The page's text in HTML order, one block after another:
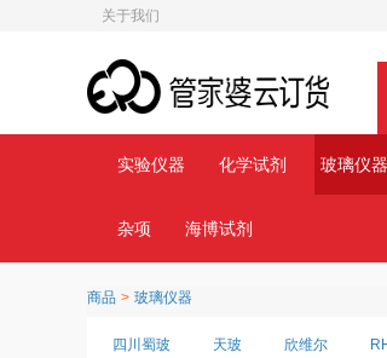
关于我们
实验仪器 化学试剂 玻璃仪器
杂项 海博试剂
商品 > 玻璃仪器
四川蜀玻 天玻 欣维尔